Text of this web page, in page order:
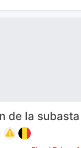
de la subasta